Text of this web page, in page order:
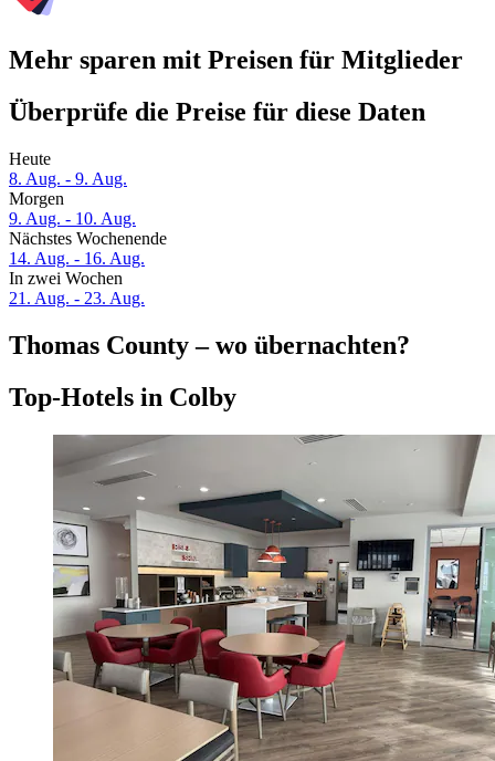
Mehr sparen mit Preisen für Mitglieder
Überprüfe die Preise für diese Daten
Heute
8. Aug. - 9. Aug.
Morgen
9. Aug. - 10. Aug.
Nächstes Wochenende
14. Aug. - 16. Aug.
In zwei Wochen
21. Aug. - 23. Aug.
Thomas County – wo übernachten?
Top-Hotels in Colby